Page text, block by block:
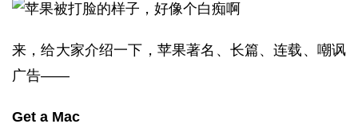
来，给大家介绍一下，苹果著名、长篇、连载、嘲讽
广告——
Get a Mac